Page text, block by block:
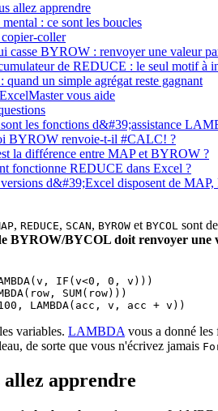
allez apprendre
: ce sont les boucles
coller
casse BYROW : renvoyer une valeur
de REDUCE : le seul motif à
quand un simple agrégat reste gagnant
vous aide
les fonctions d&#39;assistance
BYROW renvoie-t-il #CALC! ?
la différence entre MAP et BYROW ?
fonctionne REDUCE dans Excel ?
d&#39;Excel disposent de
, REDUCE, SCAN, BYROW et BYCOL sont
BYROW/BYCOL doit renvoyer une
LAMBDA(v, IF(v<0, 0, v)))
LAMBDA(row, SUM(row)))
variables. LAMBDA vous a donné
de sorte que vous n'écrivez jamais
allez apprendre